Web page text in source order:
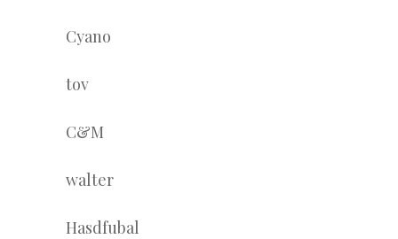
Cyano
tov
C&M
walter
Hasdfubal